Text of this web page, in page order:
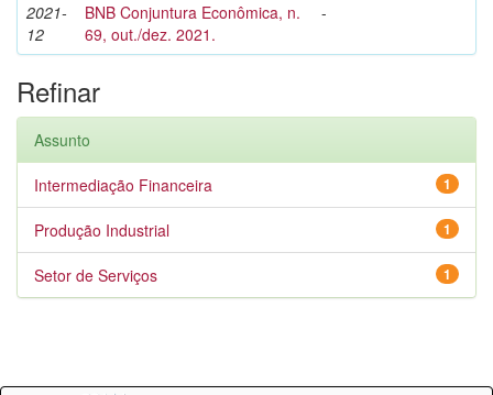
2021-
12
BNB Conjuntura Econômica, n.
69, out./dez. 2021.
-
Refinar
Assunto
1
Intermediação Financeira
1
Produção Industrial
1
Setor de Serviços